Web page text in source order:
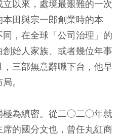
以來，處境最艱難的一次
田與宗一郎創業時的本
，在全球「公司治理」的
始人家族、或者幾位年事
三部無意辭職下台，他早
。
極為縝密。從二○二○年就
的國分文也，曾任丸紅商